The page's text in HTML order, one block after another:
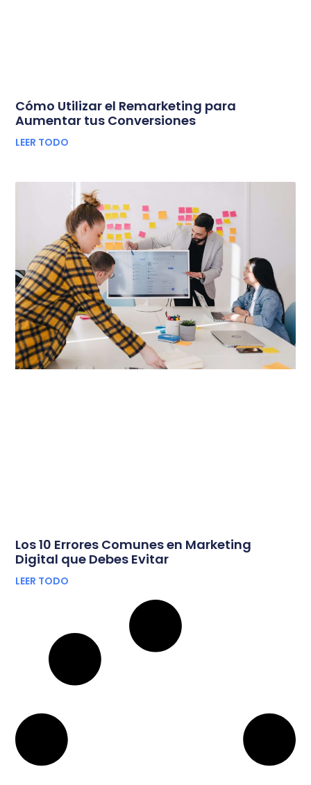
Cómo Utilizar el Remarketing para
Aumentar tus Conversiones
LEER TODO
Los 10 Errores Comunes en Marketing
Digital que Debes Evitar
LEER TODO